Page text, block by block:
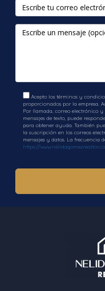
Acepto los términos y
proporcionados por la empresa.
Por llamada, correo electrónico y
mensajes de texto, puede
para obtener ayuda. También
la suscripción en los correos
mensajes y datos. La frecuencia
https://